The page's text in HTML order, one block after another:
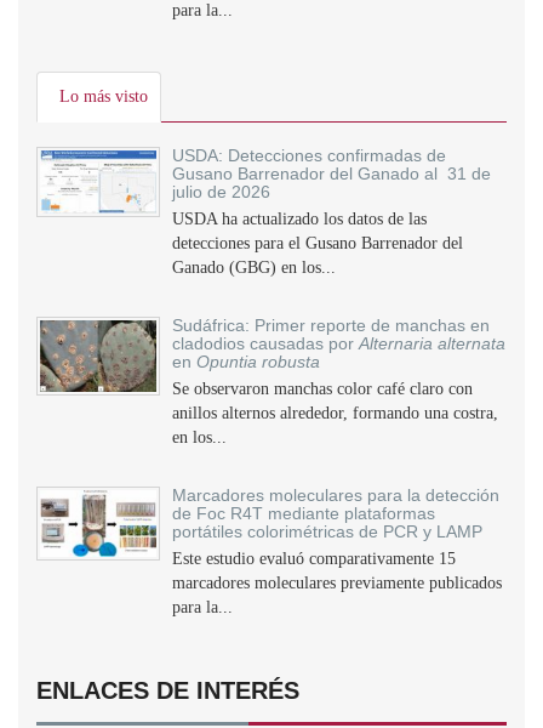
para la...
Lo más visto
USDA: Detecciones confirmadas de
Gusano Barrenador del Ganado al 31 de
julio de 2026
USDA ha actualizado los datos de las
detecciones para el Gusano Barrenador del
Ganado (GBG) en los...
Sudáfrica: Primer reporte de manchas en
cladodios causadas por Alternaria alternata
en Opuntia robusta
Se observaron manchas color café claro con
anillos alternos alrededor, formando una costra,
en los...
Marcadores moleculares para la detección
de Foc R4T mediante plataformas
portátiles colorimétricas de PCR y LAMP
Este estudio evaluó comparativamente 15
marcadores moleculares previamente publicados
para la...
ENLACES DE INTERÉS